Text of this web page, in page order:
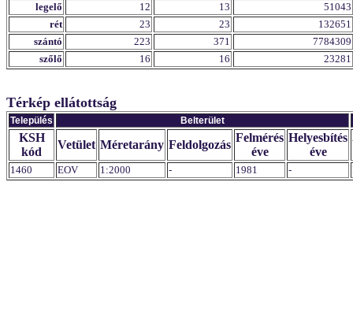
legelő
12 13
51043
rét
23 23
132651
szántó
223 371
7784309
szőlő
16 16 23281
Térkép ellátottság
Település Belterület
KSH
kód
Vetület Méretarány Feldolgozás
Felmérés
éve
Helyesbítés
éve
1460 EOV 1:2000 - 1981 -